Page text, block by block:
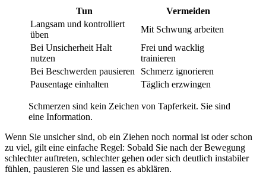
Tun
Vermeiden
Langsam und kontrolliert
üben
Mit Schwung arbeiten
Bei Unsicherheit Halt
nutzen
Frei und wacklig
trainieren
Bei Beschwerden pausieren
Schmerz ignorieren
Pausentage einhalten
Täglich erzwingen
Schmerzen sind kein Zeichen von Tapferkeit. Sie sind
eine Information.
Wenn Sie unsicher sind, ob ein Ziehen noch normal ist oder schon
zu viel, gilt eine einfache Regel: Sobald Sie nach der Bewegung
schlechter auftreten, schlechter gehen oder sich deutlich instabiler
fühlen, pausieren Sie und lassen es abklären.